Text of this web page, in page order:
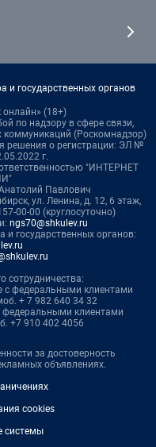
и государственных органов
онлайн» (18+)
по надзору в сфере связи,
(Роскомнадзор)
решения о регистрации: ЭЛ №
г.
"ИНТЕРНЕТ
Павлович
ул. Ленина, д. 12, 6 этаж,
00-00 (круглосуточно)
ngs70@shkulev.ru
государственных органов:
сотрудничества:
федеральными клиентами
+ 7 982 640 34 32
федеральными клиентами
+7 910 402 4056
за достоверность
объявлениях.
cookies
системы